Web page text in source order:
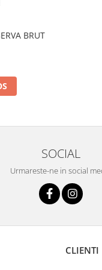
BRUT
SOCIAL
Urmareste-ne in social
CLIENTI